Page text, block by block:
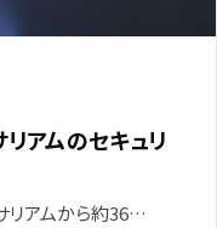
アムのセキュリ
リアムから約36…